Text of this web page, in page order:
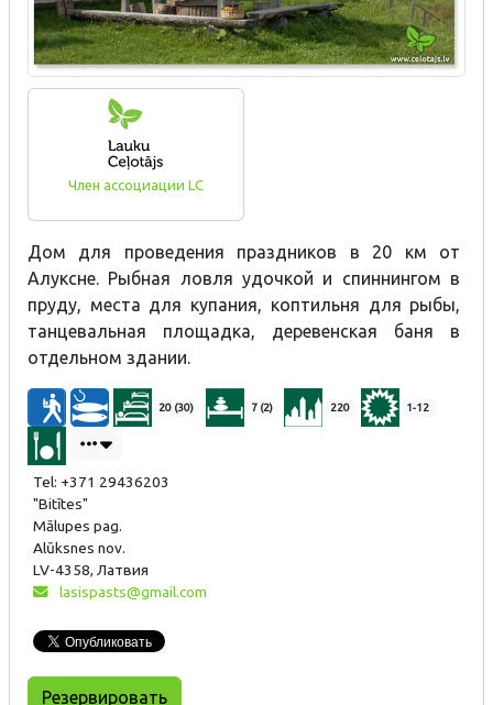
Член ассоциации LC
Дом для проведения праздников в 20 км от
Алуксне. Рыбная ловля удочкой и спиннингом в
пруду, места для купания, коптильня для рыбы,
танцевальная площадка, деревенская баня в
отдельном здании.
20 (30) 7 (2) 220 1-12
Tel: +371 29436203
"Bitītes"
Mālupes pag.
Alūksnes nov.
LV-4358, Латвия
lasispasts@gmail.com
Резервировать